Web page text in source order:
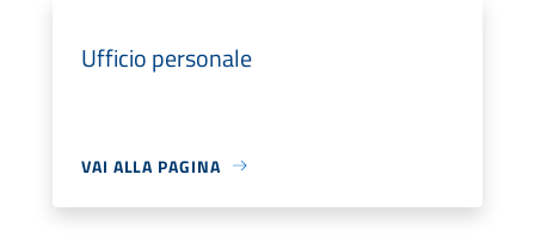
Ufficio personale
VAI ALLA PAGINA